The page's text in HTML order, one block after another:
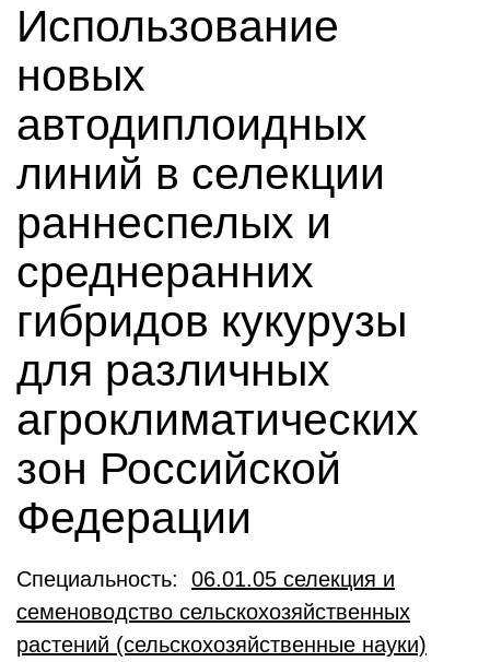
Использование
новых
автодиплоидных
линий в селекции
раннеспелых и
среднеранних
гибридов кукурузы
для различных
агроклиматических
зон Российской
Федерации
Специальность: 06.01.05 селекция и
семеноводство сельскохозяйственных
растений (сельскохозяйственные науки)